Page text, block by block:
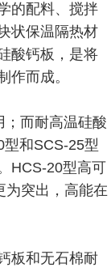
的配料、搅拌
状保温隔热材
酸钙板，是将
作而成。
而耐高温硅酸
和SCS-25型
HCS-20型高可
突出，高能在
板和无石棉耐